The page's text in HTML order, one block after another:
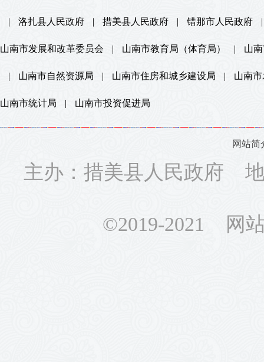
| 洛扎县人民政府 | 措美县人民政府 | 错那市人民政府 |
山南市发展和改革委员会 | 山南市教育局（体育局） | 山
| 山南市自然资源局 | 山南市住房和城乡建设局 | 山南
山南市统计局 | 山南市投资促进局
网站简
主办：措美县人民政府
©2019-2021 网